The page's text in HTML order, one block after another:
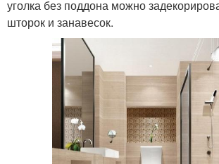
уголка без поддона можно
шторок и занавесок.